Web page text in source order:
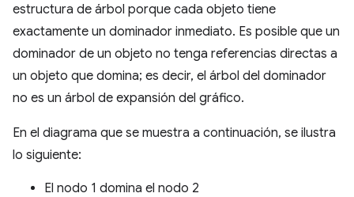
estructura de árbol porque cada objeto tiene
exactamente un dominador inmediato. Es posible que un
dominador de un objeto no tenga referencias directas a
un objeto que domina; es decir, el árbol del dominador
no es un árbol de expansión del gráfico.
En el diagrama que se muestra a continuación, se ilustra
lo siguiente:
El nodo 1 domina el nodo 2